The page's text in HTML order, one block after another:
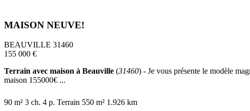
MAISON NEUVE!
BEAUVILLE 31460
155 000 €
Terrain avec maison à Beauville (31460) - Je vous présente le modèle
maison 155000€ ...
90 m² 3 ch. 4 p. Terrain 550 m² 1.926 km